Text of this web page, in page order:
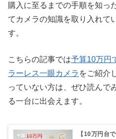
購入に至るまでの手順を知っ
てカメラの知識を取り入れて
す。
こちらの記事では予算10万円
ラーレス一眼カメラ をご紹介
っていない方は、ぜひ読んで
る一台に出会えます。
【10万円台